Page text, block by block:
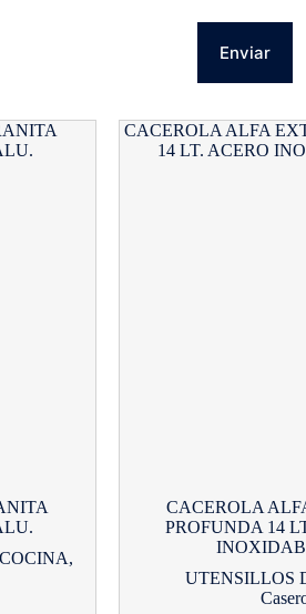
Enviar
,
CACEROLA
PROFUNDA 14
UTENSILLOS